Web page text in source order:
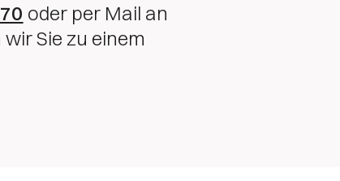
oder per Mail an
Sie zu einem